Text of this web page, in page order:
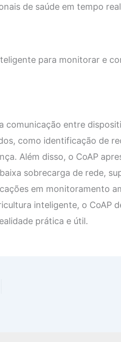
de saúde em tempo
para monitorar e
comunicação entre
como identificação de
Além disso, o CoAP
sobrecarga de rede,
em monitoramento
inteligente, o CoAP
prática e útil.